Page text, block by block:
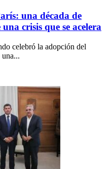
una década de
crisis que se acelera
celebró la adopción del